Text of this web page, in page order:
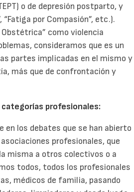
o de depresión postparto, y
por Compasión”, etc.).
como violencia
consideramos que es un
partes implicadas en el mismo y
más que de confrontación y
profesionales:
en los debates que se han abierto
profesionales, que
misma a otros colectivos o a
todos, todos los profesionales
médicos de familia, pasando